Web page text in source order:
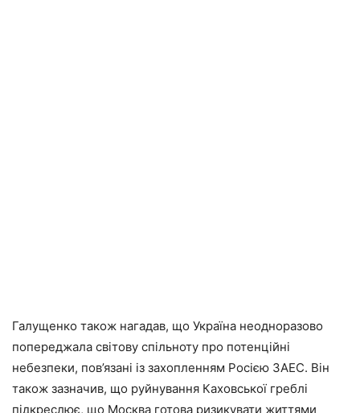
Галущенко також нагадав, що Україна неодноразово
попереджала світову спільноту про потенційні
небезпеки, пов’язані із захопленням Росією ЗАЕС. Він
також зазначив, що руйнування Каховської греблі
підкреслює, що Москва готова ризикувати життями